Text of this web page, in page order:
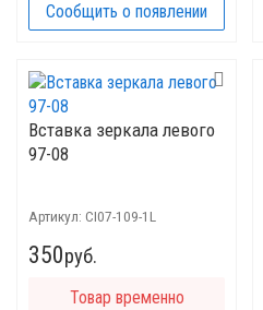
Сообщить о появлении
Вставка зеркала левого
97-08
Артикул: CI07-109-1L
350руб.
Товар временно